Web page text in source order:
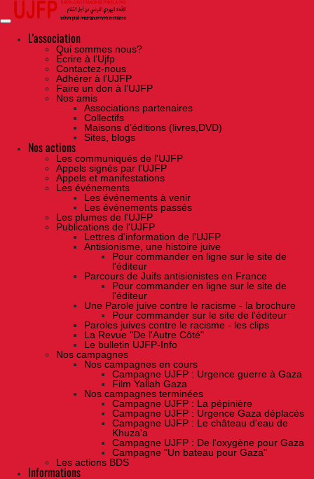
Skip
the
contentL'association
Qui sommes nous?
Ecrire à l’Ujfp
Contactez-nous
Adhérer à l’UJFP
Faire un don à l’UJFP
Nos amis
Associations partenaires
Collectifs
Maisons d’éditions (livres,DVD)
Sites, blogs
Nos actions
Les communiqués de l'UJFP
Appels signés par l'UJFP
Appels et manifestations
Les événements
Les événements à venir
Les événements passés
Les plumes de l'UJFP
Publications de l'UJFP
Lettres d'information de l'UJFP
Antisionisme, une histoire juive
Pour commander en ligne sur le site de
l'éditeur
Parcours de Juifs antisionistes en France
Pour commander en ligne sur le site de
l'éditeur
Une Parole juive contre le racisme - la brochure
Pour commander sur le site de l'éditeur
Paroles juives contre le racisme - les clips
La Revue "De l'Autre Côté"
Le bulletin UJFP-Info
Nos campagnes
Nos campagnes en cours
Campagne UJFP : Urgence guerre à Gaza
Film Yallah Gaza
Nos campagnes terminées
Campagne UJFP : La pépinière
Campagne UJFP : Urgence Gaza déplacés
Campagne UJFP : Le château d'eau de
Khuza'a
Campagne UJFP : De l'oxygène pour Gaza
Campagne "Un bateau pour Gaza"
Les actions BDS
Informations